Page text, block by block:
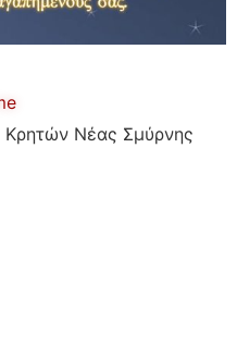
Νέας Σμύρνης